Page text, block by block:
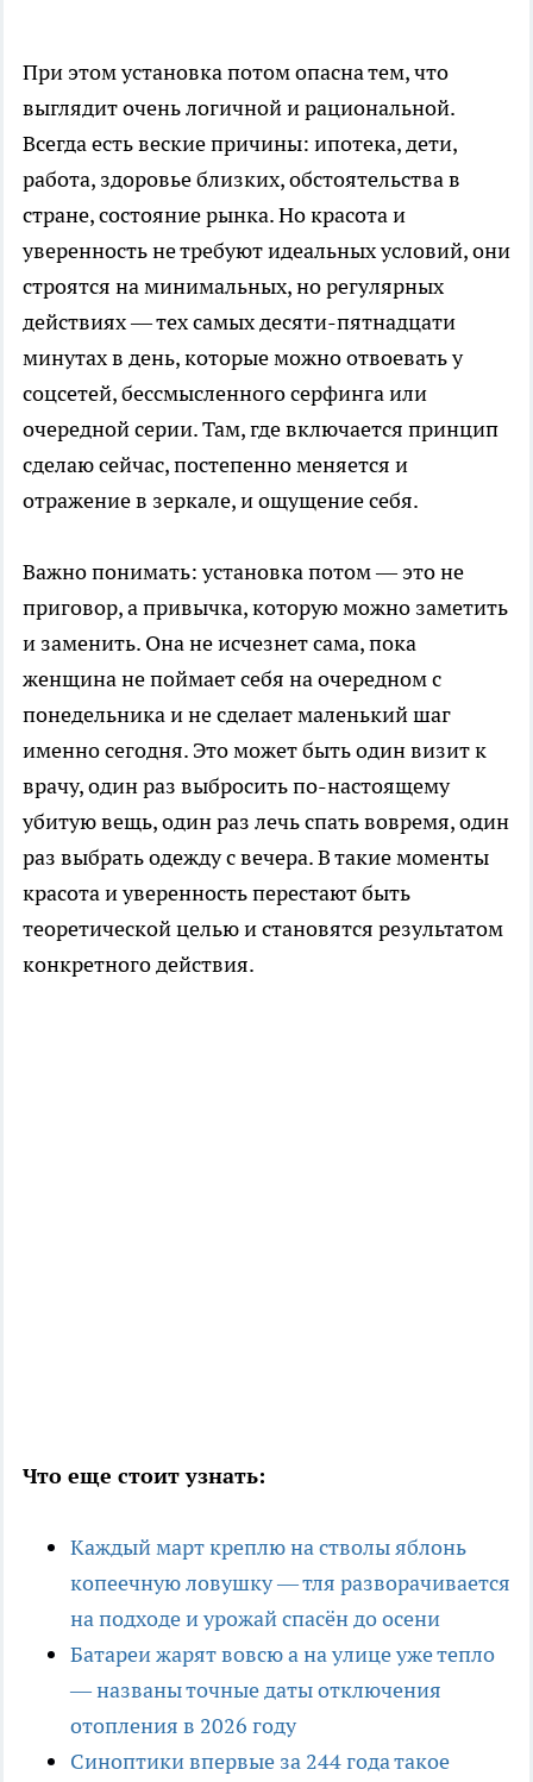
При этом установка потом опасна тем, что
выглядит очень логичной и рациональной.
Всегда есть веские причины: ипотека, дети,
работа, здоровье близких, обстоятельства в
стране, состояние рынка. Но красота и
уверенность не требуют идеальных условий, они
строятся на минимальных, но регулярных
действиях — тех самых десяти-пятнадцати
минутах в день, которые можно отвоевать у
соцсетей, бессмысленного серфинга или
очередной серии. Там, где включается принцип
сделаю сейчас, постепенно меняется и
отражение в зеркале, и ощущение себя.
Важно понимать: установка потом — это не
приговор, а привычка, которую можно заметить
и заменить. Она не исчезнет сама, пока
женщина не поймает себя на очередном с
понедельника и не сделает маленький шаг
именно сегодня. Это может быть один визит к
врачу, один раз выбросить по-настоящему
убитую вещь, один раз лечь спать вовремя, один
раз выбрать одежду с вечера. В такие моменты
красота и уверенность перестают быть
теоретической целью и становятся результатом
конкретного действия.
Что еще стоит узнать:
Каждый март креплю на стволы яблонь
копеечную ловушку — тля разворачивается
на подходе и урожай спасён до осени
Батареи жарят вовсю а на улице уже тепло
— названы точные даты отключения
отопления в 2026 году
Синоптики впервые за 244 года такое